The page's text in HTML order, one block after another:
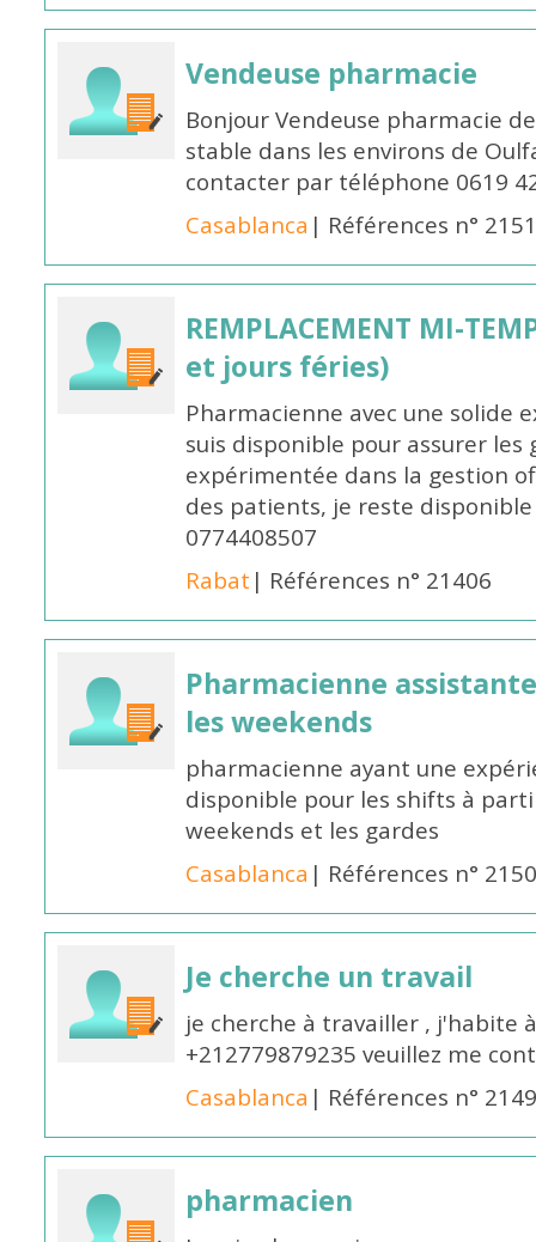
Vendeuse pharmacie
Bonjour Vendeuse pharmacie
stable dans les environs de
contacter par téléphone 0619
Casablanca | Références n°
REMPLACEMENT MI-
et jours féries)
Pharmacienne avec une solide
suis disponible pour assurer les
expérimentée dans la gestion
des patients, je reste
0774408507
Rabat | Références n° 21406
Pharmacienne
les weekends
pharmacienne ayant une
disponible pour les shifts à
weekends et les gardes
Casablanca | Références n°
Je cherche un travail
je cherche à travailler , j'habite
+212779879235 veuillez me
Casablanca | Références n°
pharmacien